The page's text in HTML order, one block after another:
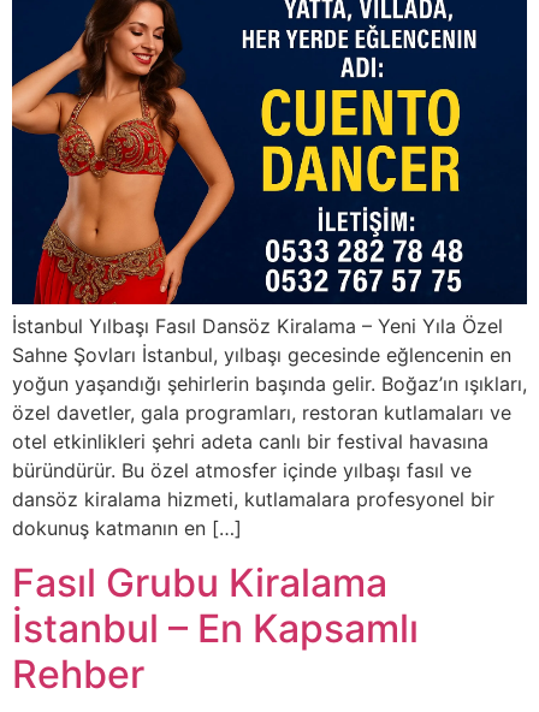
İstanbul Yılbaşı Fasıl Dansöz Kiralama – Yeni Yıla Özel
Sahne Şovları İstanbul, yılbaşı gecesinde eğlencenin en
yoğun yaşandığı şehirlerin başında gelir. Boğaz’ın ışıkları,
özel davetler, gala programları, restoran kutlamaları ve
otel etkinlikleri şehri adeta canlı bir festival havasına
büründürür. Bu özel atmosfer içinde yılbaşı fasıl ve
dansöz kiralama hizmeti, kutlamalara profesyonel bir
dokunuş katmanın en […]
Fasıl Grubu Kiralama
İstanbul – En Kapsamlı
Rehber